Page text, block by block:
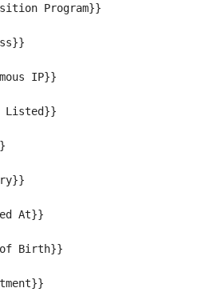
Program}}
IP}}
Listed}}
At}}
of Birth}}